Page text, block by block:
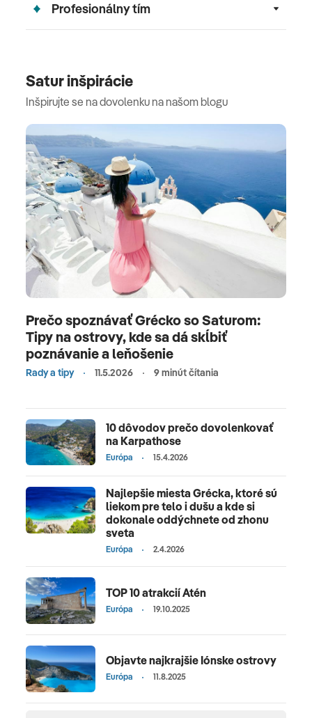
Profesionálny tím
Satur inšpirácie
Inšpirujte se na dovolenku na našom blogu
Prečo spoznávať Grécko so Saturom:
Tipy na ostrovy, kde sa dá skĺbiť
poznávanie a leňošenie
Rady a tipy 11.5.2026 9 minút čítania
10 dôvodov prečo dovolenkovať
na Karpathose
Európa 15.4.2026
Najlepšie miesta Grécka, ktoré sú
liekom pre telo i dušu a kde si
dokonale oddýchnete od zhonu
sveta
Európa 2.4.2026
TOP 10 atrakcií Atén
Európa 19.10.2025
Objavte najkrajšie Iónske ostrovy
Európa 11.8.2025